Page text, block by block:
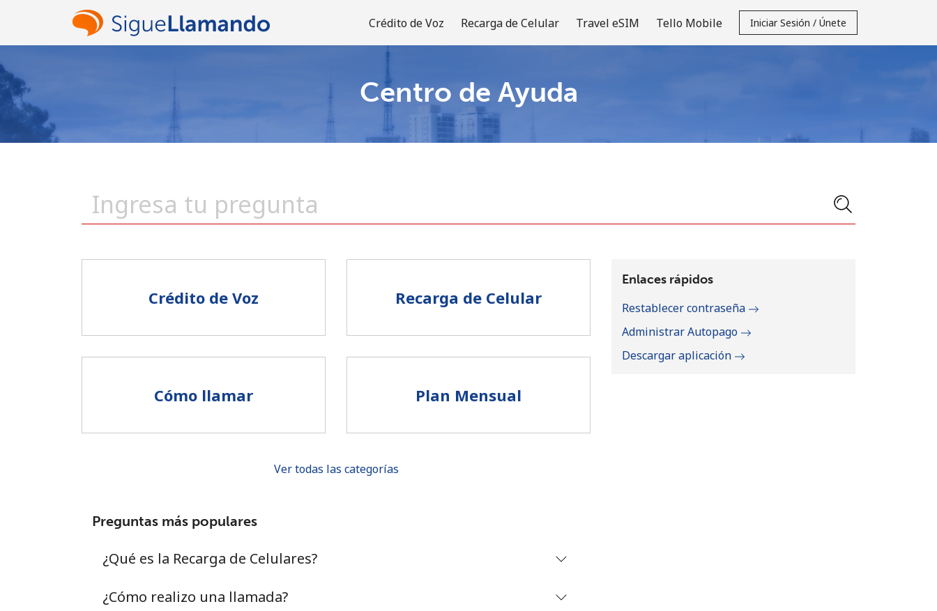
Crédito de Voz Recarga de Celular Travel eSIM Tello Mobile Iniciar Sesión / Únete
¡Bienvenido!
o
Centro de Ayuda
Crédito de Voz Recarga de Celular
Cómo llamar Plan Mensual
Ver todas las categorías
Preguntas más populares
¿Qué es la Recarga de Celulares?
¿Cómo realizo una llamada?
Enlaces rápidos
Restablecer contraseña
Administrar Autopago
Descargar aplicación